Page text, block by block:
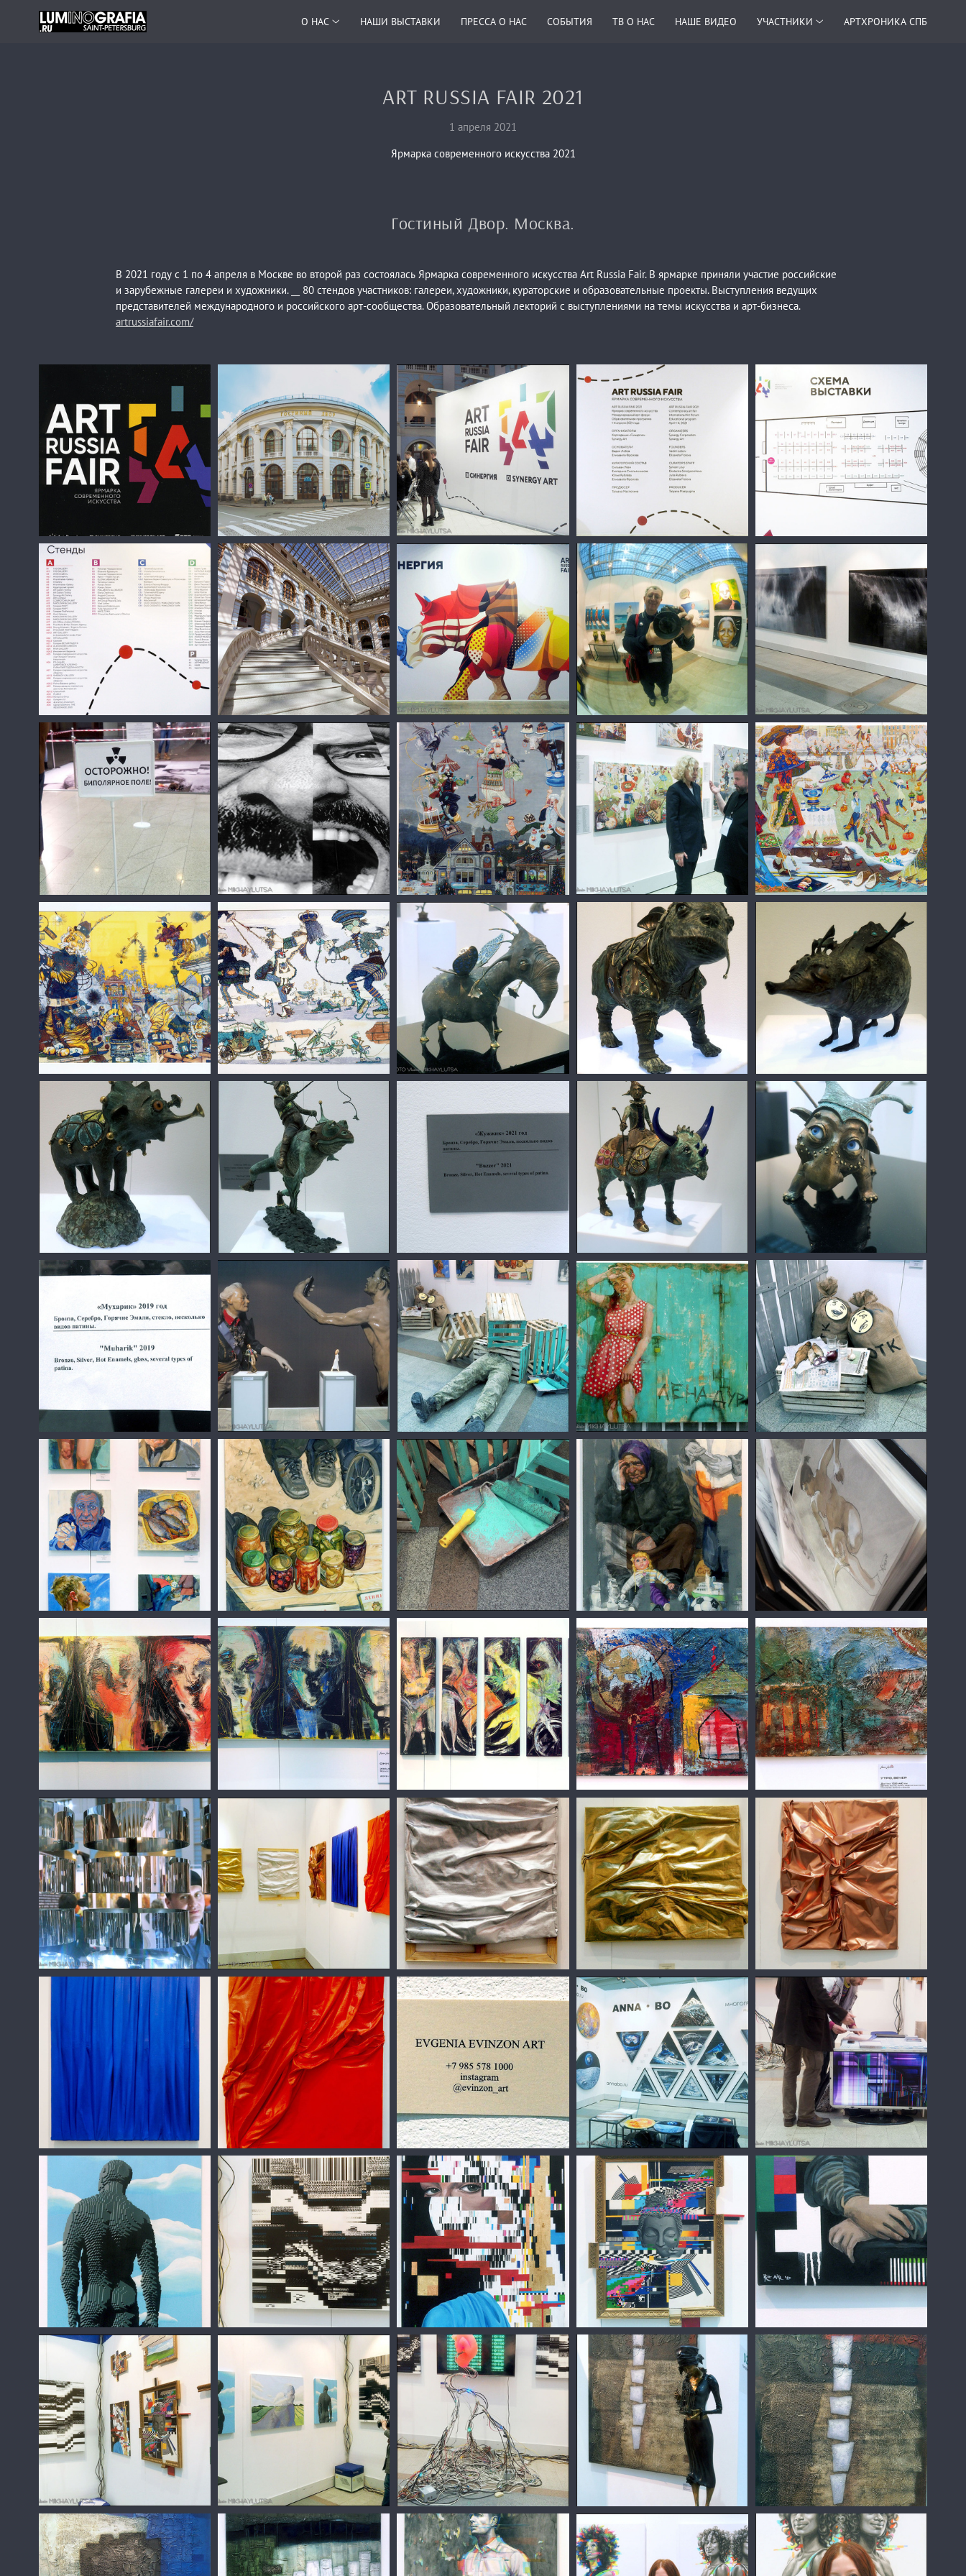
О НАС НАШИ ВЫСТАВКИ ПРЕССА О НАС СОБЫТИЯ ТВ О НАС НАШЕ ВИДЕО УЧАСТНИКИ АРТХРОНИКА СПБ
ART RUSSIA FAIR 2021
1 апреля 2021
Ярмарка современного искусства 2021
Гостиный Двор. Москва.
В 2021 году с 1 по 4 апреля в Москве во второй раз состоялась Ярмарка современного искусства Art Russia Fair. В ярмарке приняли участие российские
и зарубежные галереи и художники. __ 80 стендов участников: галереи, художники, кураторские и образовательные проекты. Выступления ведущих
представителей международного и российского арт-сообщества. Образовательный лекторий с выступлениями на темы искусства и арт-бизнеса.
artrussiafair.com/